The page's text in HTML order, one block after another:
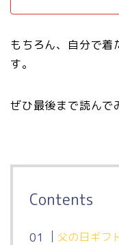
もちろん、自分で着
す。
ぜひ最後まで読んで
Contents
父の日ギフ